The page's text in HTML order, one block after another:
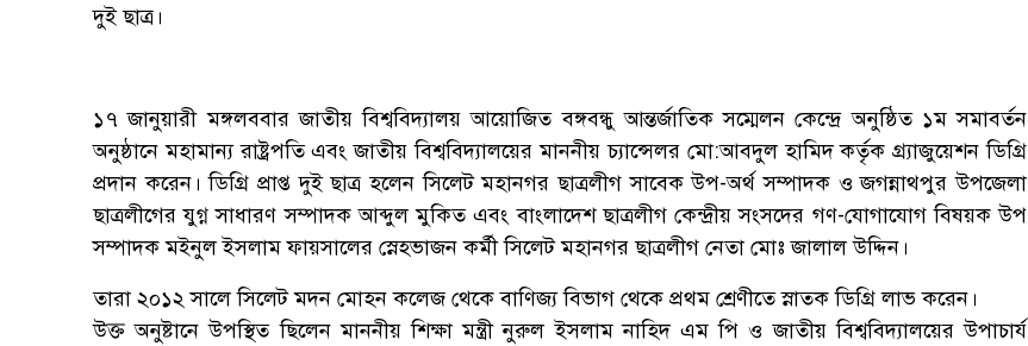
দুই ছাত্র।
১৭ জানুয়ারী মঙ্গলববার জাতীয় বিশ্ববিদ্যালয় আয়োজিত বঙ্গবন্ধু আন্তর্জাতিক সম্মেলন কেন্দ্রে অনুষ্ঠিত ১ম সমাবর্তন
অনুষ্ঠানে মহামান্য রাষ্ট্রপতি এবং জাতীয় বিশ্ববিদ্যালয়ের মাননীয় চ্যান্সেলর মো:আবদুল হামিদ কর্তৃক গ্র্যাজুয়েশন ডিগ্রি
প্রদান করেন। ডিগ্রি প্রাপ্ত দুই ছাত্র হলেন সিলেট মহানগর ছাত্রলীগ সাবেক উপ-অর্থ সম্পাদক ও জগন্নাথপুর উপজেলা
ছাত্রলীগের যুগ্ন সাধারণ সম্পাদক আব্দুল মুকিত এবং বাংলাদেশ ছাত্রলীগ কেন্দ্রীয় সংসদের গণ-যোগাযোগ বিষয়ক উপ
সম্পাদক মইনুল ইসলাম ফায়সালের স্নেহভাজন কর্মী সিলেট মহানগর ছাত্রলীগ নেতা মোঃ জালাল উদ্দিন।
তারা ২০১২ সালে সিলেট মদন মোহন কলেজ থেকে বাণিজ্য বিভাগ থেকে প্রথম শ্রেণীতে স্নাতক ডিগ্রি লাভ করেন।
উক্ত অনুষ্টানে উপস্থিত ছিলেন মাননীয় শিক্ষা মন্ত্রী নুরুল ইসলাম নাহিদ এম পি ও জাতীয় বিশ্ববিদ্যালয়ের উপাচার্য